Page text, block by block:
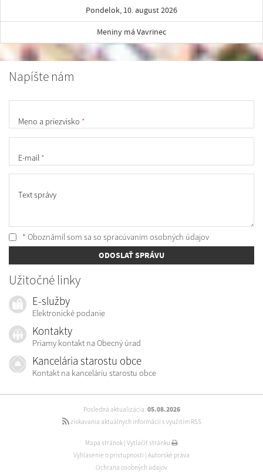
Pondelok, 10. august 2026
Meniny má Vavrinec
Napíšte nám
Meno a priezvisko *
E-mail *
Text správy
* Oboznámil som sa so spracúvaním osobných údajov
ODOSLAŤ SPRÁVU
Užitočné linky
E-služby
Elektronické podanie
Kontakty
Priamy kontakt na Obecný úrad
Kancelária starostu obce
Kontakt na kanceláriu starostu obce
Posledná aktualizácia: 05.08.2026
získavania aktuálnych informácií s využitím RSS
Mapa stránok | Vytlačiť stránku
Vyhlásenie o prístupnosti | Autorské práva
Ochrana osobných údajov